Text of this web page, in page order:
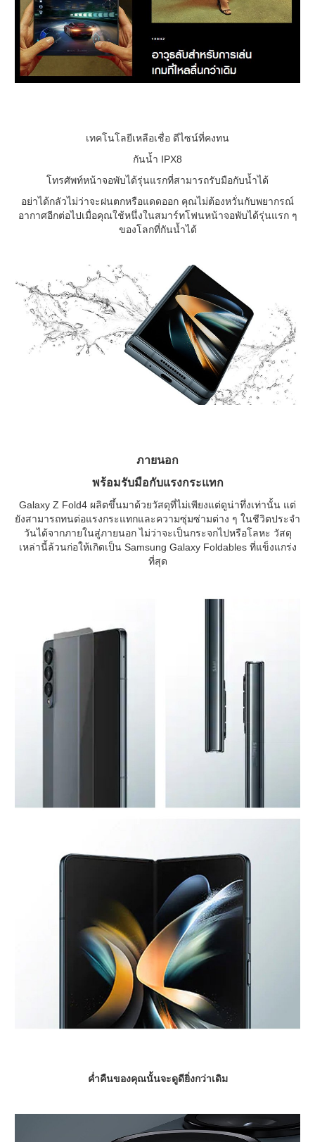
เทคโนโลยีเหลือเชื่อ ดีไซน์ที่คงทน
กันน้ำ IPX8
โทรศัพท์หน้าจอพับได้รุ่นแรกที่สามารถรับมือกับน้ำได้
อย่าได้กลัวไม่ว่าจะฝนตกหรือแดดออก คุณไม่ต้องหวั่นกับพยากรณ์
อากาศอีกต่อไปเมื่อคุณใช้หนึ่งในสมาร์ทโฟนหน้าจอพับได้รุ่นแรก ๆ
ของโลกที่กันน้ำได้
ภายนอก
พร้อมรับมือกับแรงกระแทก
Galaxy Z Fold4 ผลิตขึ้นมาด้วยวัสดุที่ไม่เพียงแต่ดูน่าทึ่งเท่านั้น แต่
ยังสามารถทนต่อแรงกระแทกและความซุ่มซ่ามต่าง ๆ ในชีวิตประจำ
วันได้จากภายในสู่ภายนอก ไม่ว่าจะเป็นกระจกไปหรือโลหะ วัสดุ
เหล่านี้ล้วนก่อให้เกิดเป็น Samsung Galaxy Foldables ที่แข็งแกร่ง
ที่สุด
ค่ำคืนของคุณนั้นจะดูดียิ่งกว่าเดิม